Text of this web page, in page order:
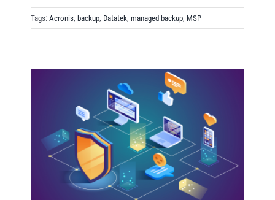
Tags: Acronis, backup, Datatek, managed backup, MSP